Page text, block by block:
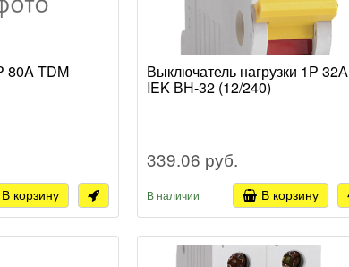
80A TDM
В корзину
Выключатель нагрузки 1Р 32А
IEK ВН-32 (12/240)
339.06 руб.
В наличии В корзину